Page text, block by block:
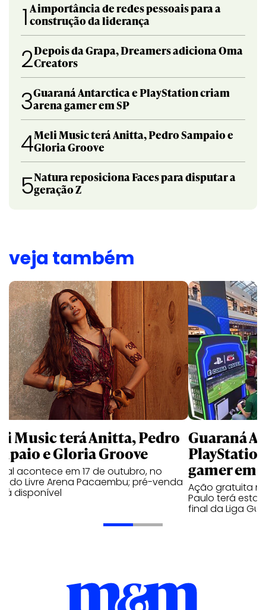
1 A importância de redes pessoais para a
construção da liderança
2Depois da Grapa, Dreamers adiciona Oma
Creators
3Guaraná Antarctica e PlayStation criam
arena gamer em SP
4Meli Music terá Anitta, Pedro Sampaio e
Gloria Groove
5Natura reposiciona Faces para disputar a
geração Z
veja também
Music terá Anitta, Pedro
e Gloria Groove
acontece em 17 de outubro, no
Livre Arena Pacaembu; pré-venda
disponível
Guaraná
gamer em
Ação gratuita
Paulo terá
final da Liga